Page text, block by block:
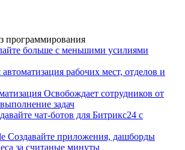
программирования
больше с меньшими усилиями
рабочих мест, отделов и
Освобождает сотрудников от
задач
чат-ботов для Битрикс24 с
Создавайте приложения, дашборды
за считаные минуты